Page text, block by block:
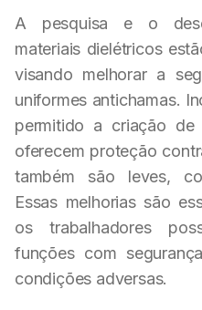
A pesquisa e o
materiais dielétricos
visando melhorar a
uniformes antichamas.
permitido a criação
oferecem proteção
também são leves,
Essas melhorias são
os trabalhadores
funções com
condições adversas.